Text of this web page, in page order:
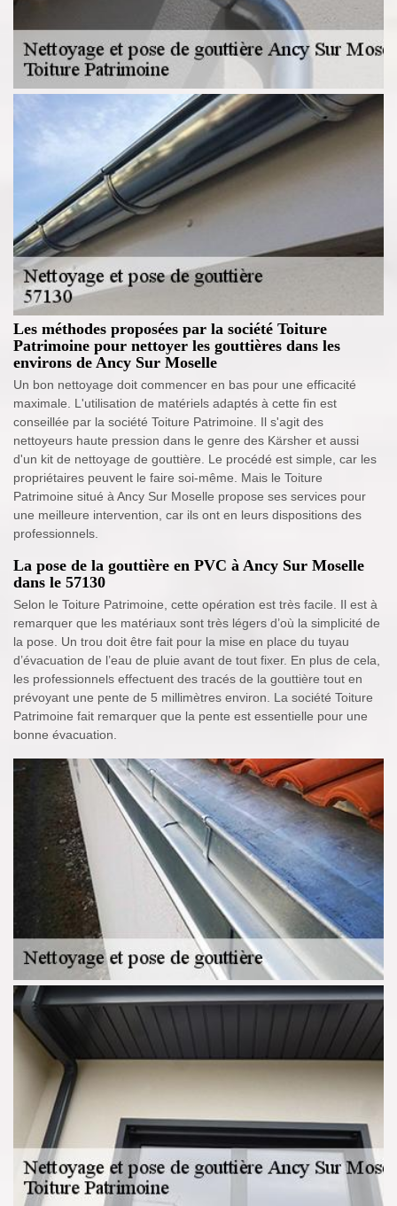
Les méthodes proposées par la société Toiture
Patrimoine pour nettoyer les gouttières dans les
environs de Ancy Sur Moselle
Un bon nettoyage doit commencer en bas pour une efficacité
maximale. L'utilisation de matériels adaptés à cette fin est
conseillée par la société Toiture Patrimoine. Il s'agit des
nettoyeurs haute pression dans le genre des Kärsher et aussi
d'un kit de nettoyage de gouttière. Le procédé est simple, car les
propriétaires peuvent le faire soi-même. Mais le Toiture
Patrimoine situé à Ancy Sur Moselle propose ses services pour
une meilleure intervention, car ils ont en leurs dispositions des
professionnels.
La pose de la gouttière en PVC à Ancy Sur Moselle
dans le 57130
Selon le Toiture Patrimoine, cette opération est très facile. Il est à
remarquer que les matériaux sont très légers d’où la simplicité de
la pose. Un trou doit être fait pour la mise en place du tuyau
d’évacuation de l’eau de pluie avant de tout fixer. En plus de cela,
les professionnels effectuent des tracés de la gouttière tout en
prévoyant une pente de 5 millimètres environ. La société Toiture
Patrimoine fait remarquer que la pente est essentielle pour une
bonne évacuation.